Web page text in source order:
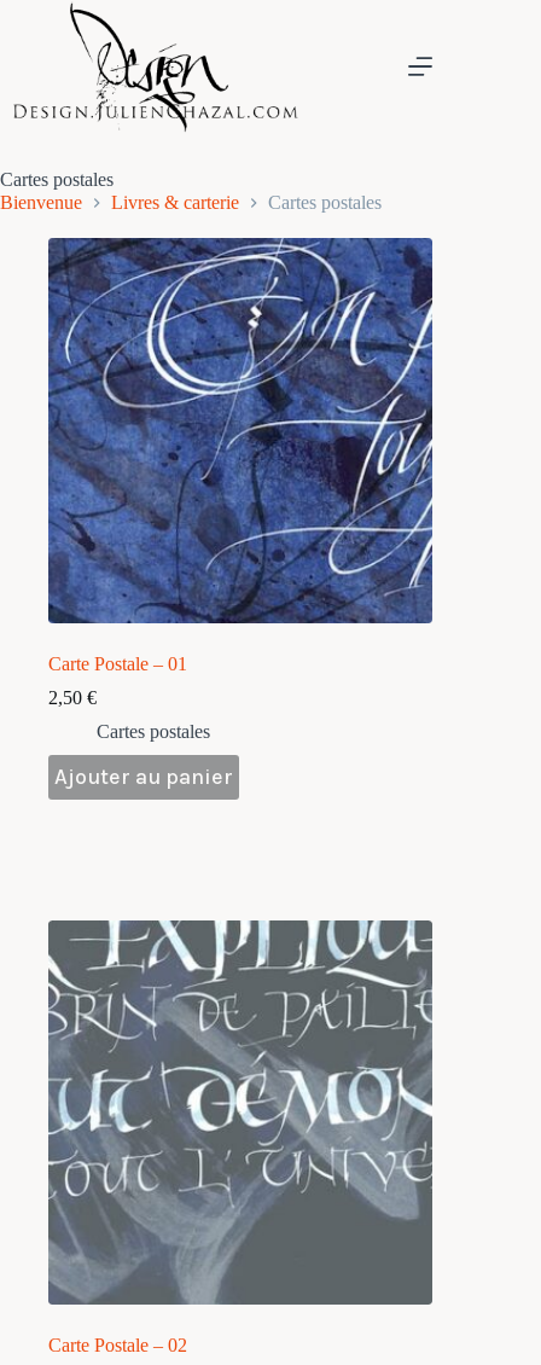
Cartes postales
Bienvenue
Livres & carterie Cartes postales
Carte Postale – 01
2,50 €
Cartes postales
Ajouter au panier
Carte Postale – 02